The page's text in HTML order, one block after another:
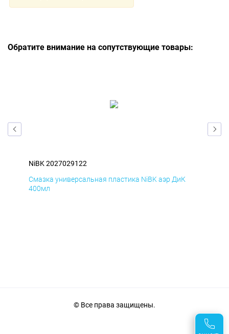
Обратите внимание на сопутствующие товары:
NiBK 2027029122
Смазка универсальная пластика NiBK аэр ДиК
400мл
© Все права защищены.